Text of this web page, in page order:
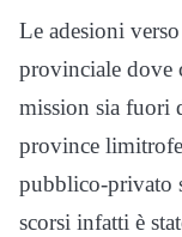
Le adesioni
provinciale dove
mission sia fuori
province
pubblico-privato
scorsi infatti è